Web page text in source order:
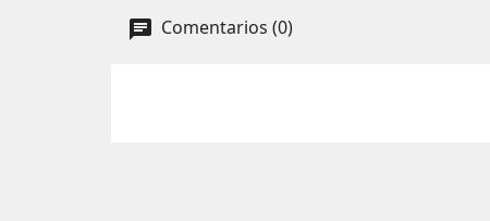
Comentarios (0)